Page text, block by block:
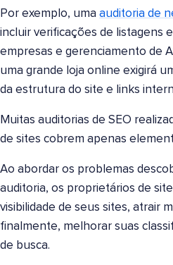
Por exemplo, uma auditoria de
incluir verificações de listagens
empresas e gerenciamento de
uma grande loja online exigirá
da estrutura do site e links
Muitas auditorias de SEO
de sites cobrem apenas
Ao abordar os problemas
auditoria, os proprietários de
visibilidade de seus sites, atrair
finalmente, melhorar suas
de busca.